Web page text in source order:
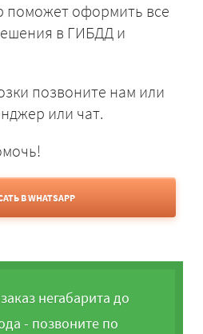
оформить все
в ГИБДД и
позвоните нам или
или чат.
В WHATSAPP
негабарита до
- позвоните по